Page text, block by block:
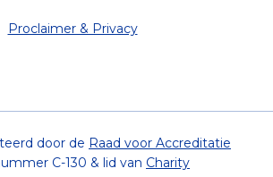
Proclaimer & Privacy
door de Raad voor Accreditatie
C-130 & lid van Charity